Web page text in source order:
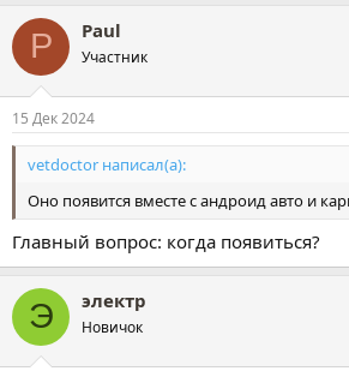
P Paul
Участник
15 Дек 2024
vetdoctor написал(а):
Оно появится вместе с андроид авто и
Главный вопрос: когда появиться?
Э электр
Новичок